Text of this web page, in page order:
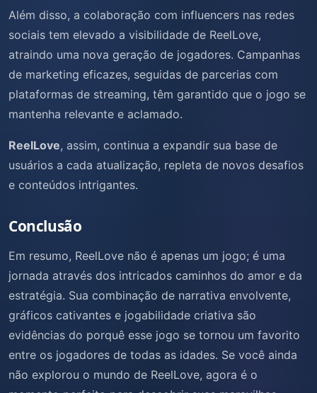
Além disso, a colaboração com influencers nas redes
sociais tem elevado a visibilidade de ReelLove,
atraindo uma nova geração de jogadores. Campanhas
de marketing eficazes, seguidas de parcerias com
plataformas de streaming, têm garantido que o jogo se
mantenha relevante e aclamado.
ReelLove, assim, continua a expandir sua base de
usuários a cada atualização, repleta de novos desafios
e conteúdos intrigantes.
Conclusão
Em resumo, ReelLove não é apenas um jogo; é uma
jornada através dos intricados caminhos do amor e da
estratégia. Sua combinação de narrativa envolvente,
gráficos cativantes e jogabilidade criativa são
evidências do porquê esse jogo se tornou um favorito
entre os jogadores de todas as idades. Se você ainda
não explorou o mundo de ReelLove, agora é o